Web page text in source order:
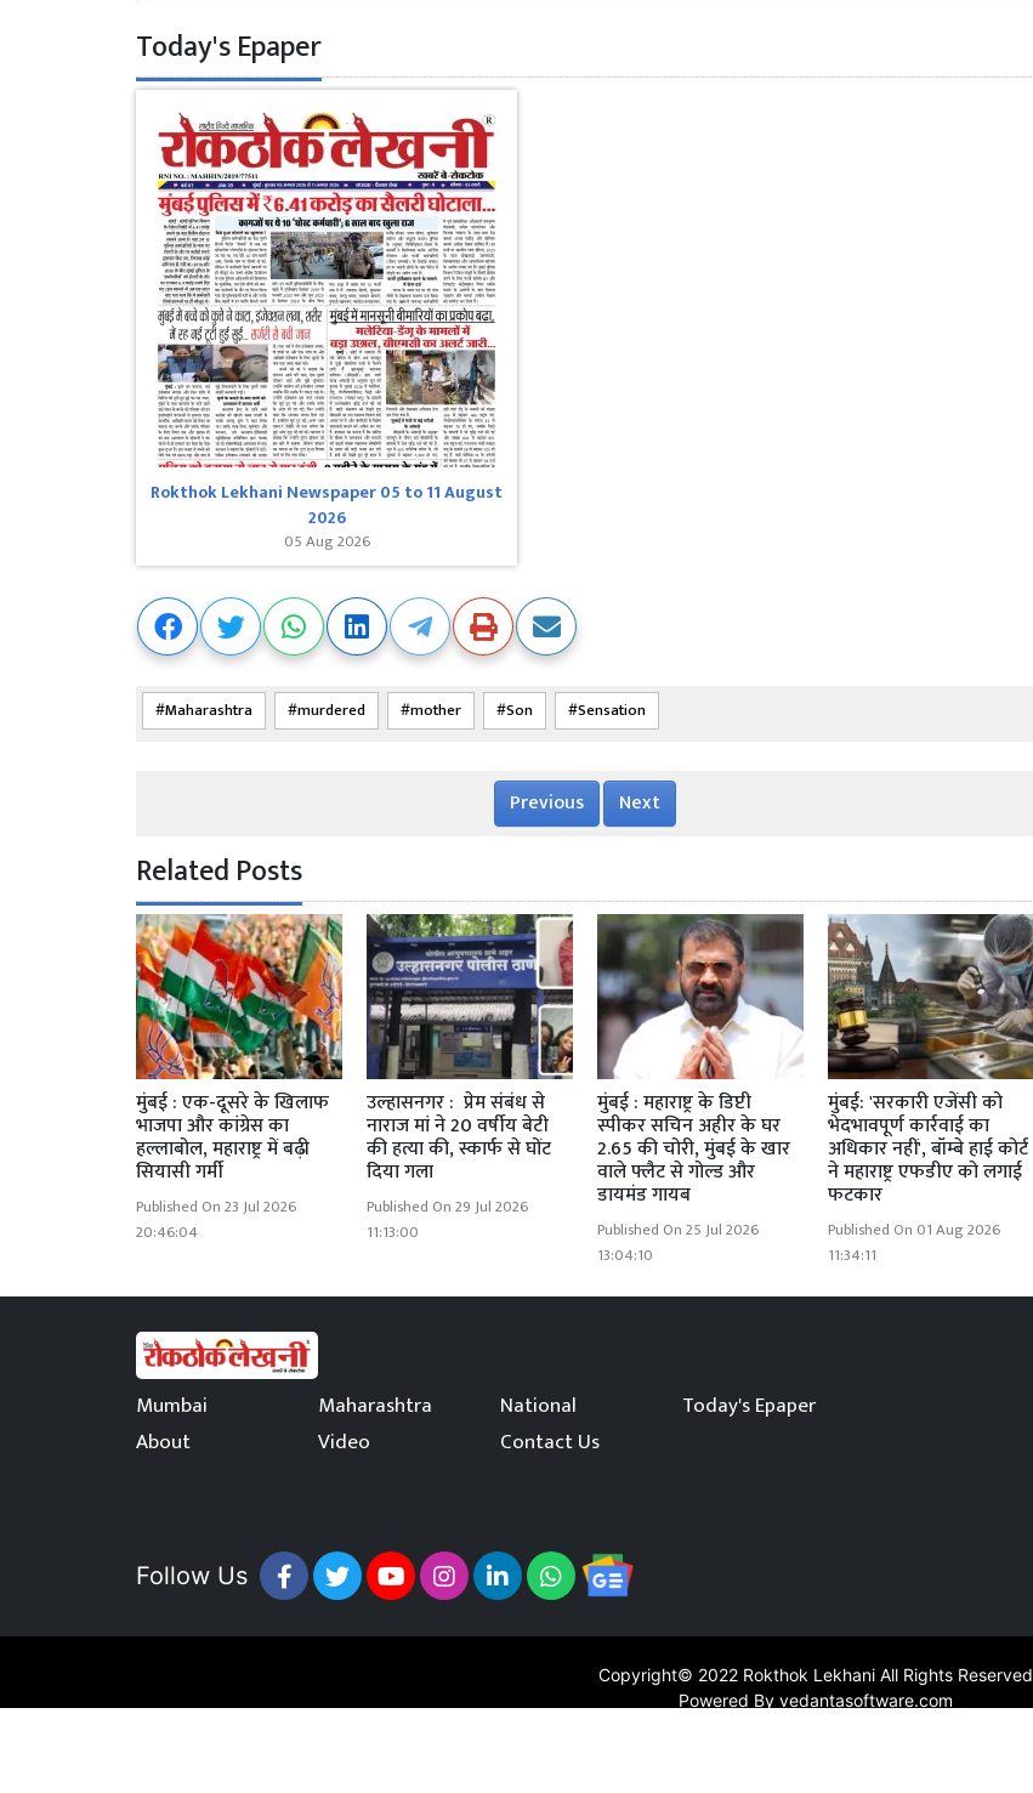
Today's Epaper
Rokthok Lekhani Newspaper 05 to 11 August
2026
05 Aug 2026
Maharashtra murdered mother Son Sensation
Previous Next
Related Posts
मुंबई : एक-दूसरे के खिलाफ
भाजपा और कांग्रेस का
हल्लाबोल, महाराष्ट्र में बढ़ी
सियासी गर्मी
Published On 23 Jul 2026
20:46:04
उल्हासनगर : प्रेम संबंध से
नाराज मां ने 20 वर्षीय बेटी
की हत्या की, स्कार्फ से घोंट
दिया गला
Published On 29 Jul 2026
11:13:00
मुंबई : महाराष्ट्र के डिप्टी
स्पीकर सचिन अहीर के घर
2.65 की चोरी, मुंबई के खार
वाले फ्लैट से गोल्ड और
डायमंड गायब
Published On 25 Jul 2026
13:04:10
मुंबई: 'सरकारी एजेंसी को
भेदभावपूर्ण कार्रवाई का
अधिकार नहीं', बॉम्बे हाई कोर्ट
ने महाराष्ट्र एफडीए को लगाई
फटकार
Published On 01 Aug 2026
11:34:11
Mumbai Maharashtra National
Today's Epaper
About
Video Contact Us
Copyright© 2022 Rokthok Lekhani All Rights Reserved
Powered By vedantasoftware.com